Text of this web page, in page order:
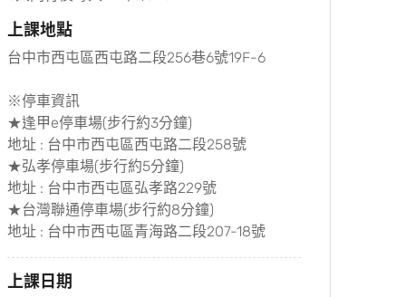
上課地點
台中市西屯區西屯路二段256巷6號19F-6
※停車資訊
★逢甲e停車場(步行約3分鐘)
地址 : 台中市西屯區西屯路二段258號
★弘孝停車場(步行約5分鐘)
地址 : 台中市西屯區弘孝路229號
★台灣聯通停車場(步行約8分鐘)
地址 : 台中市西屯區青海路二段207-18號
上課日期